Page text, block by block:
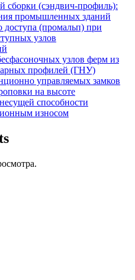
сборки (сэндвич-профиль):
промышленных зданий
доступа (промальп) при
узлов
узлов ферм из
профилей (ГНУ)
управляемых замков
на высоте
способности
износом